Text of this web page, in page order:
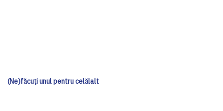
(Ne)făcuți unul pentru celălalt